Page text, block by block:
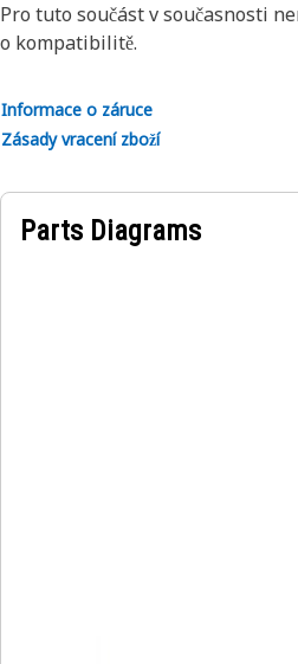
Pro tuto součást v současnosti
o kompatibilitě.
Informace o záruce
Zásady vracení zboží
Parts Diagrams